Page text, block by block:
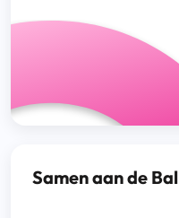
Samen aan de Bal